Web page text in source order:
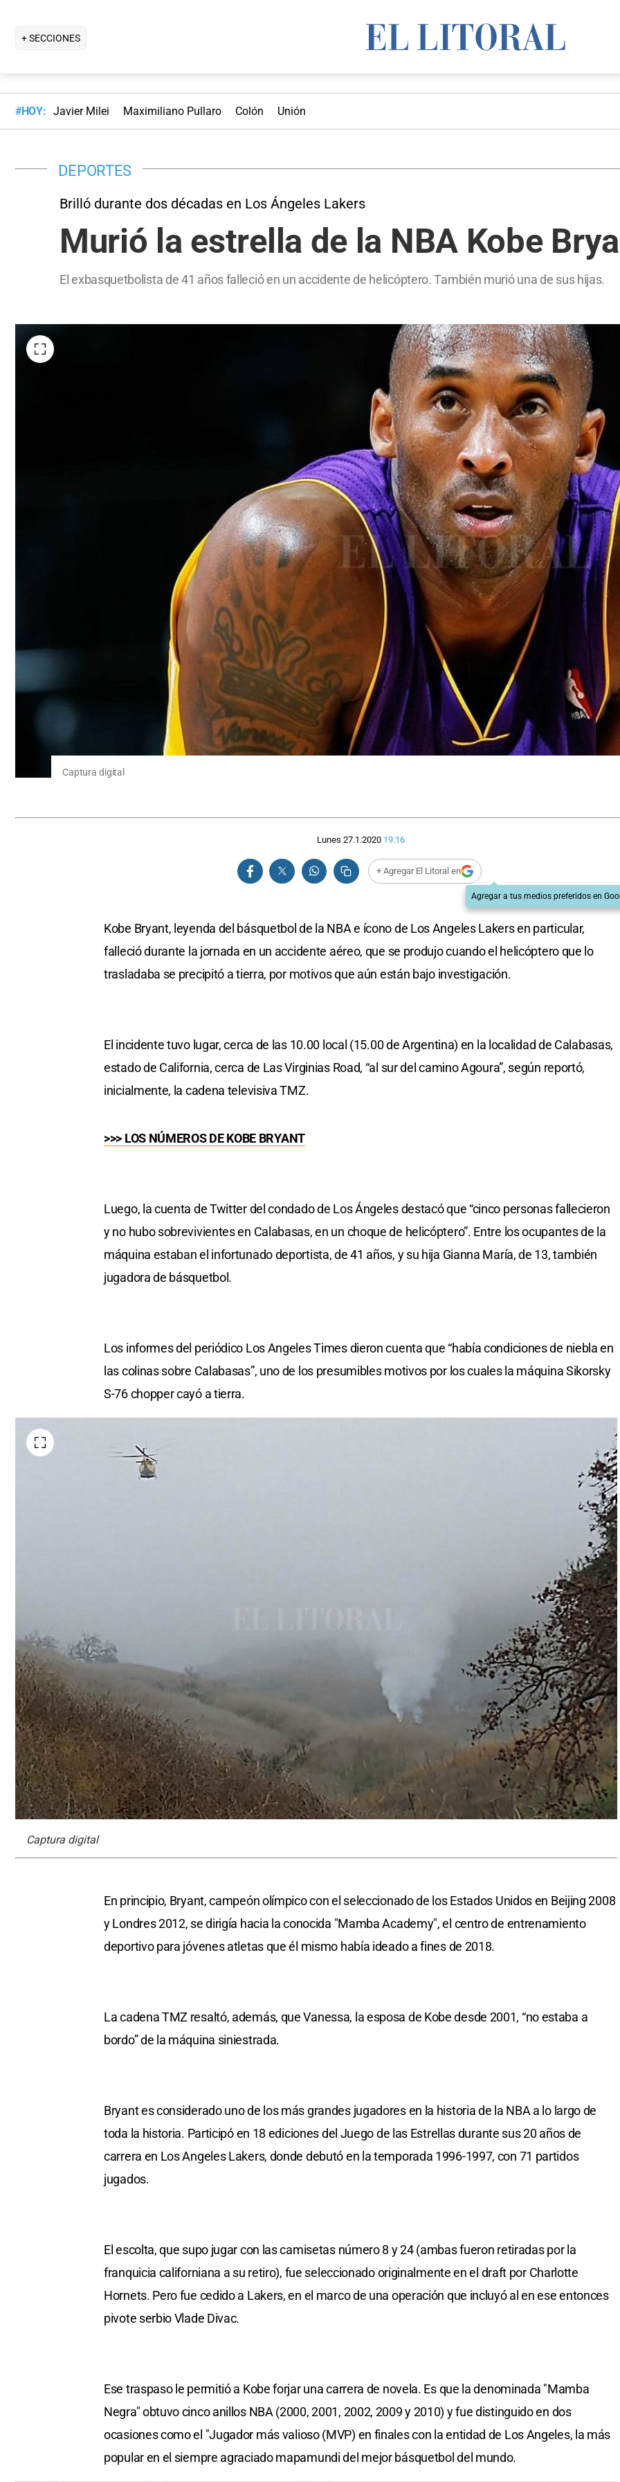
+ SECCIONES
#HOY: Javier Milei Maximiliano Pullaro Colón Unión
DEPORTES
Brilló durante dos décadas en Los Ángeles Lakers
Murió la estrella de la NBA Kobe
El exbasquetbolista de 41 años falleció en un accidente de helicóptero. También murió una de sus hijas.
Captura digital
Lunes 27.1.2020 19:16
+ Agregar El Litoral en
Agregar a tus medios preferidos en
Kobe Bryant, leyenda del básquetbol de la NBA e ícono de Los Angeles Lakers en particular,
falleció durante la jornada en un accidente aéreo, que se produjo cuando el helicóptero que lo
trasladaba se precipitó a tierra, por motivos que aún están bajo investigación.
El incidente tuvo lugar, cerca de las 10.00 local (15.00 de Argentina) en la localidad de Calabasas,
estado de California, cerca de Las Virginias Road, “al sur del camino Agoura”, según reportó,
inicialmente, la cadena televisiva TMZ.
>>> LOS NÚMEROS DE KOBE BRYANT
Luego, la cuenta de Twitter del condado de Los Ángeles destacó que “cinco personas fallecieron
y no hubo sobrevivientes en Calabasas, en un choque de helicóptero”. Entre los ocupantes de la
máquina estaban el infortunado deportista, de 41 años, y su hija Gianna María, de 13, también
jugadora de básquetbol.
Los informes del periódico Los Angeles Times dieron cuenta que “había condiciones de niebla en
las colinas sobre Calabasas”, uno de los presumibles motivos por los cuales la máquina Sikorsky
S-76 chopper cayó a tierra.
Captura digital
En principio, Bryant, campeón olímpico con el seleccionado de los Estados Unidos en Beijing 2008
y Londres 2012, se dirigía hacia la conocida "Mamba Academy", el centro de entrenamiento
deportivo para jóvenes atletas que él mismo había ideado a fines de 2018.
La cadena TMZ resaltó, además, que Vanessa, la esposa de Kobe desde 2001, “no estaba a
bordo” de la máquina siniestrada.
Bryant es considerado uno de los más grandes jugadores en la historia de la NBA a lo largo de
toda la historia. Participó en 18 ediciones del Juego de las Estrellas durante sus 20 años de
carrera en Los Angeles Lakers, donde debutó en la temporada 1996-1997, con 71 partidos
jugados.
El escolta, que supo jugar con las camisetas número 8 y 24 (ambas fueron retiradas por la
franquicia californiana a su retiro), fue seleccionado originalmente en el draft por Charlotte
Hornets. Pero fue cedido a Lakers, en el marco de una operación que incluyó al en ese entonces
pivote serbio Vlade Divac.
Ese traspaso le permitió a Kobe forjar una carrera de novela. Es que la denominada "Mamba
Negra" obtuvo cinco anillos NBA (2000, 2001, 2002, 2009 y 2010) y fue distinguido en dos
ocasiones como el "Jugador más valioso (MVP) en finales con la entidad de Los Angeles, la más
popular en el siempre agraciado mapamundi del mejor básquetbol del mundo.